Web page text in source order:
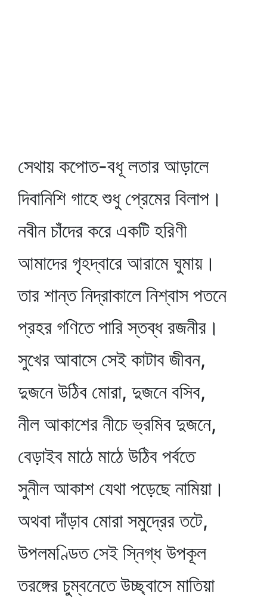
সেথায় কপোত-বধূ লতার আড়ালে
দিবানিশি গাহে শুধু প্রেমের বিলাপ।
নবীন চাঁদের করে একটি হরিণী
আমাদের গৃহদ্বারে আরামে ঘুমায়।
তার শান্ত নিদ্রাকালে নিশ্বাস পতনে
প্রহর গণিতে পারি স্তব্ধ রজনীর।
সুখের আবাসে সেই কাটাব জীবন,
দুজনে উঠিব মোরা, দুজনে বসিব,
নীল আকাশের নীচে ভ্রমিব দুজনে,
বেড়াইব মাঠে মাঠে উঠিব পর্বতে
সুনীল আকাশ যেথা পড়েছে নামিয়া।
অথবা দাঁড়াব মোরা সমুদ্রের তটে,
উপলমণ্ডিত সেই স্নিগ্ধ উপকূল
তরঙ্গের চুম্বনেতে উচ্ছ্বাসে মাতিয়া